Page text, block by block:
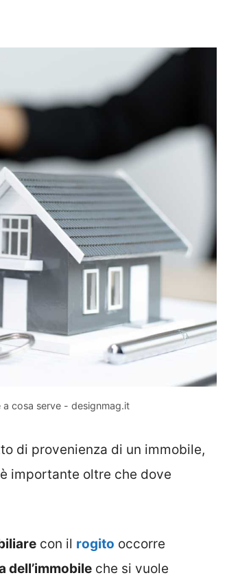
cosa serve - designmag.it
di provenienza di un immobile,
importante oltre che dove
con il rogito occorre
dell’immobile che si vuole